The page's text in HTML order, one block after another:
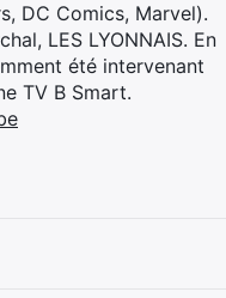
DC Comics, Marvel).
LES LYONNAIS. En
été intervenant
TV B Smart.